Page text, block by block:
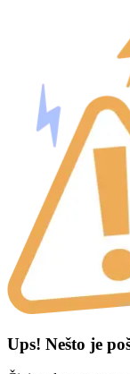
Ups! Nešto je